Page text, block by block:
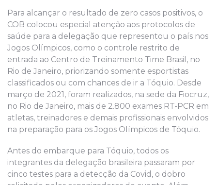
Para alcançar o resultado de zero casos positivos, o
COB colocou especial atenção aos protocolos de
saúde para a delegação que representou o país nos
Jogos Olímpicos, como o controle restrito de
entrada ao Centro de Treinamento Time Brasil, no
Rio de Janeiro, priorizando somente esportistas
classificados ou com chances de ir a Tóquio. Desde
março de 2021, foram realizados, na sede da Fiocruz,
no Rio de Janeiro, mais de 2.800 exames RT-PCR em
atletas, treinadores e demais profissionais envolvidos
na preparação para os Jogos Olímpicos de Tóquio.
Antes do embarque para Tóquio, todos os
integrantes da delegação brasileira passaram por
cinco testes para a detecção da Covid, o dobro